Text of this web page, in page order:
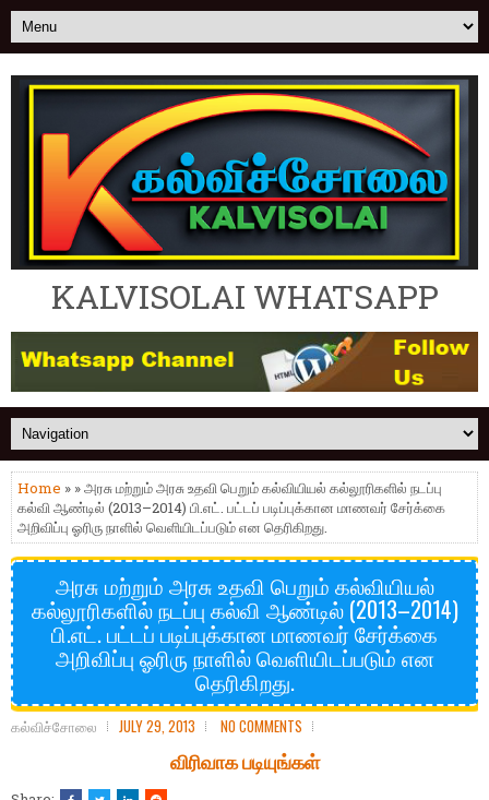
KALVISOLAI WHATSAPP
Home » » அரசு மற்றும் அரசு உதவி பெறும் கல்வியியல் கல்லூரிகளில் நடப்பு
கல்வி ஆண்டில் (2013–2014) பி.எட். பட்டப் படிப்புக்கான மாணவர் சேர்க்கை
அறிவிப்பு ஓரிரு நாளில் வெளியிடப்படும் என தெரிகிறது.
அரசு மற்றும் அரசு உதவி பெறும் கல்வியியல்
கல்லூரிகளில் நடப்பு கல்வி ஆண்டில் (2013–2014)
பி.எட். பட்டப் படிப்புக்கான மாணவர் சேர்க்கை
அறிவிப்பு ஓரிரு நாளில் வெளியிடப்படும் என
தெரிகிறது.
கல்விச்சோலை JULY 29, 2013 NO COMMENTS
விரிவாக படியுங்கள்